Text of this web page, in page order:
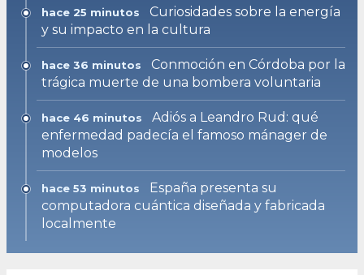
hace 25 minutos
Curiosidades sobre la energía
y su impacto en la cultura
hace 36 minutos
Conmoción en Córdoba por la
trágica muerte de una bombera voluntaria
hace 46 minutos
Adiós a Leandro Rud: qué
enfermedad padecía el famoso mánager de
modelos
hace 53 minutos
España presenta su
computadora cuántica diseñada y fabricada
localmente